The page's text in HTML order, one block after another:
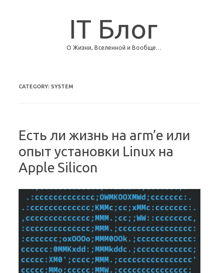
IT Блог
О Жизни, Вселенной и Вообще…
CATEGORY: SYSTEM
Есть ли жизнь на arm’е или
опыт установки Linux на
Apple Silicon